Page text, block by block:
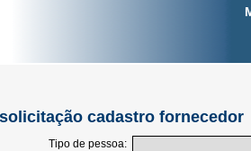
cadastro fornecedor
Tipo de pessoa: